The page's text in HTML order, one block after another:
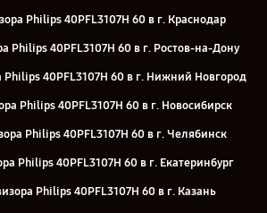
Philips 40PFL3107H 60 в г. Краснодар
Philips 40PFL3107H 60 в г. Ростов-на-Дону
Philips 40PFL3107H 60 в г. Нижний Новгород
Philips 40PFL3107H 60 в г. Новосибирск
Philips 40PFL3107H 60 в г. Челябинск
Philips 40PFL3107H 60 в г. Екатеринбург
Philips 40PFL3107H 60 в г. Казань